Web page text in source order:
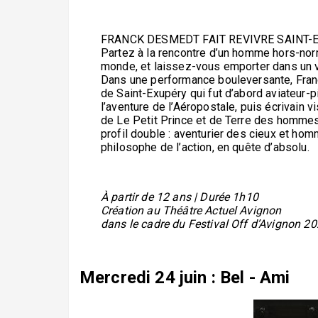
FRANCK DESMEDT FAIT REVIVRE SAINT-
Partez à la rencontre d’un homme hors-
monde, et laissez-vous emporter dans
Dans une performance bouleversante,
de Saint-Exupéry qui fut d’abord aviateur-
l’aventure de l’Aéropostale, puis écrivain
de Le Petit Prince et de Terre des
profil double : aventurier des cieux et
philosophe de l’action, en quête d’absolu.
À partir de 12 ans | Durée 1h10
Création au Théâtre Actuel Avignon
dans le cadre du Festival Off d’Avignon
Mercredi 24 juin : Bel - Ami